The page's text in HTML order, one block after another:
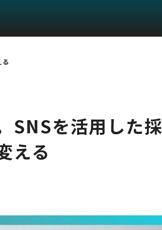
る
SNSを活用した採
える